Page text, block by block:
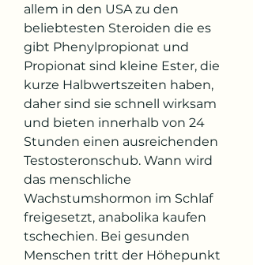
allem in den USA zu den
beliebtesten Steroiden die es
gibt Phenylpropionat und
Propionat sind kleine Ester, die
kurze Halbwertszeiten haben,
daher sind sie schnell wirksam
und bieten innerhalb von 24
Stunden einen ausreichenden
Testosteronschub. Wann wird
das menschliche
Wachstumshormon im Schlaf
freigesetzt, anabolika kaufen
tschechien. Bei gesunden
Menschen tritt der Höhepunkt